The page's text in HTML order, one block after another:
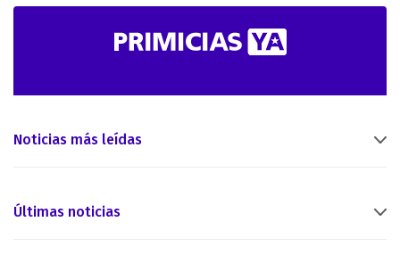
Noticias más leídas
Últimas noticias